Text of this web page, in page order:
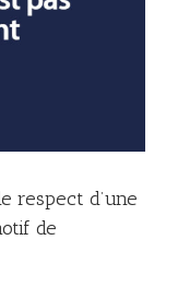
respect d’une
de